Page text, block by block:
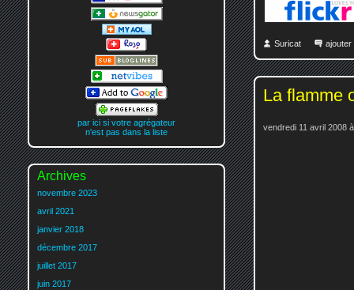
Suricat ajouter
La flamme
vendredi 11 avril 2008
par ici si votre agrégateur
n'est pas dans la liste
Archives
novembre 2023
avril 2021
janvier 2018
décembre 2017
juillet 2017
juin 2017